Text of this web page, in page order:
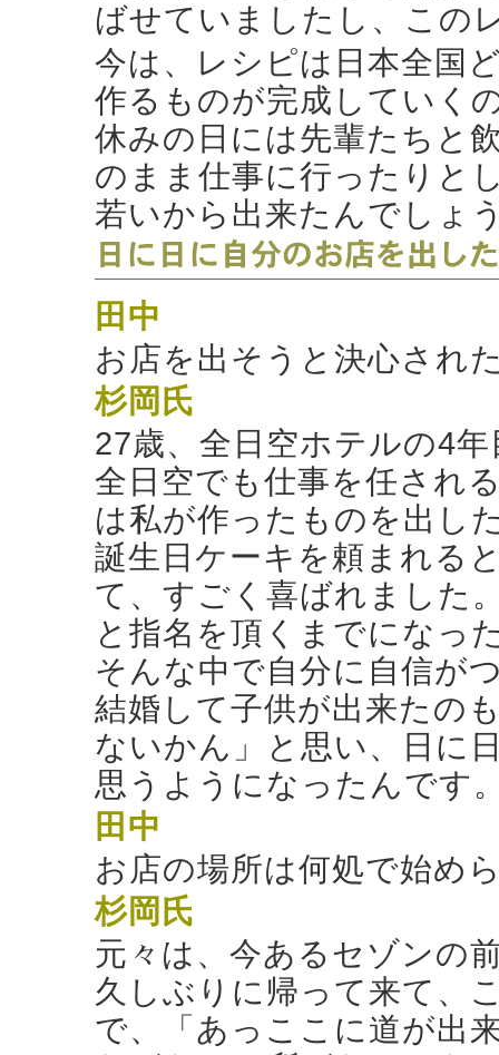
ばせていましたし、この
今は、レシピは日本全国
作るものが完成していく
休みの日には先輩たちと
のまま仕事に行ったりと
若いから出来たんでしょ
田中
お店を出そうと決心され
杉岡氏
27歳、全日空ホテルの4
全日空でも仕事を任され
は私が作ったものを出し
誕生日ケーキを頼まれる
て、すごく喜ばれました
と指名を頂くまでになっ
そんな中で自分に自信が
結婚して子供が出来たの
ないかん」と思い、日に
思うようになったんです
田中
お店の場所は何処で始め
杉岡氏
元々は、今あるセゾンの
久しぶりに帰って来て、
で、「あっここに道が出